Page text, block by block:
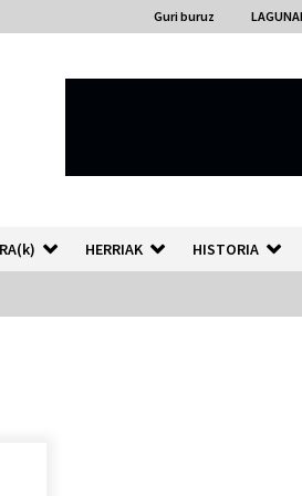
Guri buruz
HERRIAK HISTORIA